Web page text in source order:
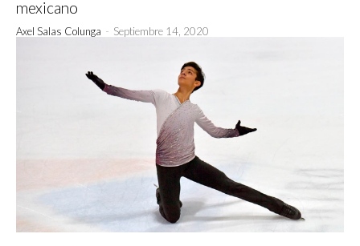
mexicano
Axel Salas Colunga - Septiembre 14, 2020